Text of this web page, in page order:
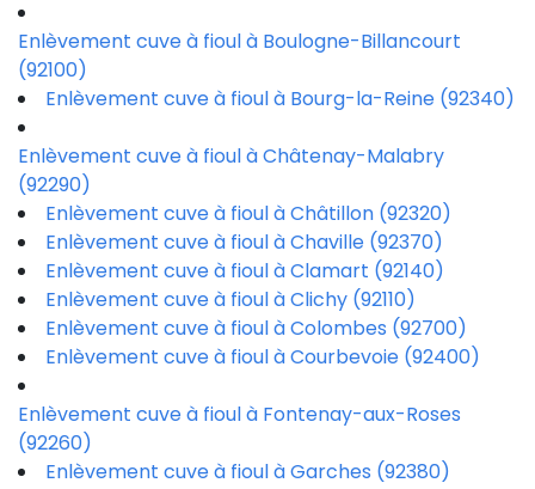
Enlèvement cuve à fioul à Boulogne-Billancourt
(92100)
Enlèvement cuve à fioul à Bourg-la-Reine (92340)
Enlèvement cuve à fioul à Châtenay-Malabry
(92290)
Enlèvement cuve à fioul à Châtillon (92320)
Enlèvement cuve à fioul à Chaville (92370)
Enlèvement cuve à fioul à Clamart (92140)
Enlèvement cuve à fioul à Clichy (92110)
Enlèvement cuve à fioul à Colombes (92700)
Enlèvement cuve à fioul à Courbevoie (92400)
Enlèvement cuve à fioul à Fontenay-aux-Roses
(92260)
Enlèvement cuve à fioul à Garches (92380)